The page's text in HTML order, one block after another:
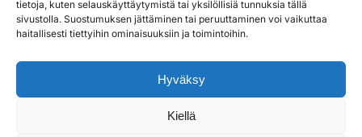
tietoja, kuten selauskäyttäytymistä tai yksilöllisiä tunnuksia tällä
sivustolla. Suostumuksen jättäminen tai peruuttaminen voi vaikuttaa
haitallisesti tiettyihin ominaisuuksiin ja toimintoihin.
Hyväksy
Kiellä
TILAA UUTISKIRJEEMME